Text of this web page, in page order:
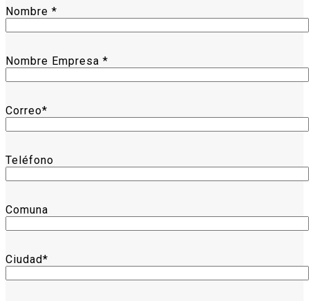
Nombre *
Nombre Empresa *
Correo*
Teléfono
Comuna
Ciudad*